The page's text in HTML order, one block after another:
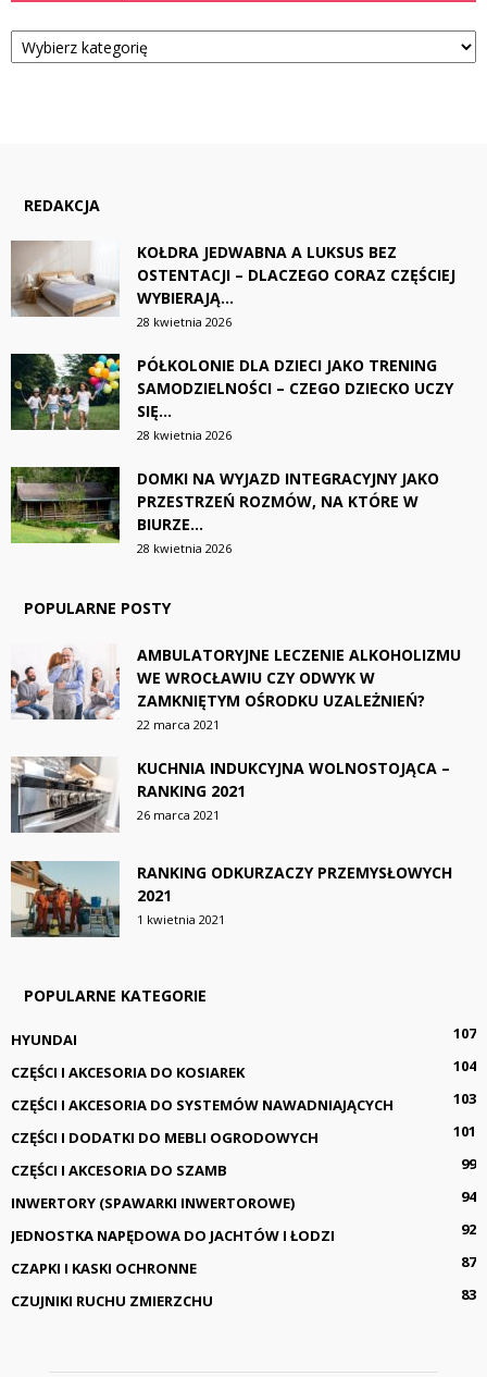
Kategorie
REDAKCJA
KOŁDRA JEDWABNA A LUKSUS BEZ
OSTENTACJI – DLACZEGO CORAZ CZĘŚCIEJ
WYBIERAJĄ...
28 kwietnia 2026
PÓŁKOLONIE DLA DZIECI JAKO TRENING
SAMODZIELNOŚCI – CZEGO DZIECKO UCZY
SIĘ...
28 kwietnia 2026
DOMKI NA WYJAZD INTEGRACYJNY JAKO
PRZESTRZEŃ ROZMÓW, NA KTÓRE W
BIURZE...
28 kwietnia 2026
POPULARNE POSTY
AMBULATORYJNE LECZENIE ALKOHOLIZMU
WE WROCŁAWIU CZY ODWYK W
ZAMKNIĘTYM OŚRODKU UZALEŻNIEŃ?
22 marca 2021
KUCHNIA INDUKCYJNA WOLNOSTOJĄCA –
RANKING 2021
26 marca 2021
RANKING ODKURZACZY PRZEMYSŁOWYCH
2021
1 kwietnia 2021
POPULARNE KATEGORIE
HYUNDAI
107
CZĘŚCI I AKCESORIA DO KOSIAREK
104
CZĘŚCI I AKCESORIA DO SYSTEMÓW NAWADNIAJĄCYCH
103
CZĘŚCI I DODATKI DO MEBLI OGRODOWYCH
101
CZĘŚCI I AKCESORIA DO SZAMB
99
INWERTORY (SPAWARKI INWERTOROWE)
94
JEDNOSTKA NAPĘDOWA DO JACHTÓW I ŁODZI
92
CZAPKI I KASKI OCHRONNE
87
CZUJNIKI RUCHU ZMIERZCHU
83